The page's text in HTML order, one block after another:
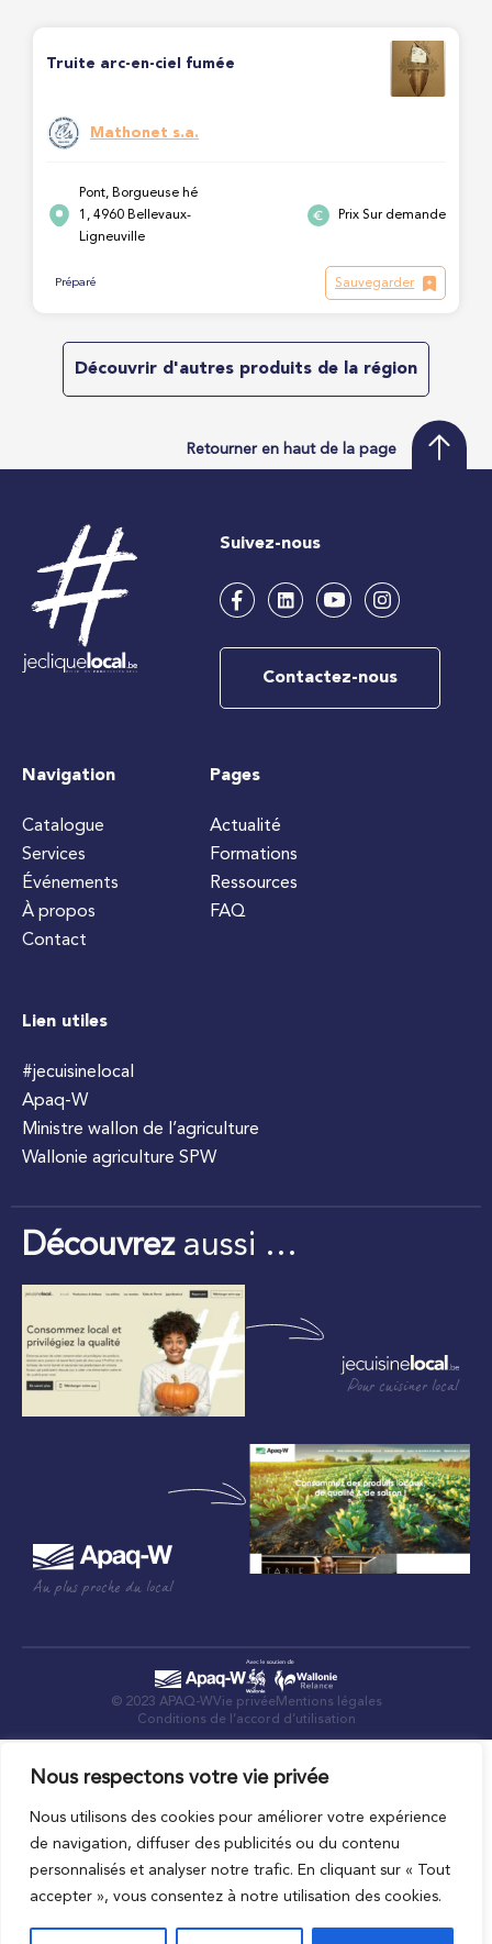
Nous respectons votre vie privée
Nous utilisons des cookies pour améliorer votre expérience
de navigation, diffuser des publicités ou du contenu
personnalisés et analyser notre trafic. En cliquant sur « Tout
accepter », vous consentez à notre utilisation des cookies.
Truite arc-en-ciel fumée
Mathonet s.a.
Pont, Borgueuse hé
1, 4960 Bellevaux-
Ligneuville
Prix Sur demande
Préparé Sauvegarder
Découvrir d'autres produits de la région
Retourner en haut de la page
Suivez-nous
Contactez-nous
Navigation
Catalogue
Services
Événements
À propos
Contact
Pages
Actualité
Formations
Ressources
FAQ
Lien utiles
#jecuisinelocal
Apaq-W
Ministre wallon de l’agriculture
Wallonie agriculture SPW
Découvrezaussi …
Pour cuisiner local
Au plus proche du local
© 2023 APAQ-WVie privée Mentions légales
Conditions de l’accord d’utilisation